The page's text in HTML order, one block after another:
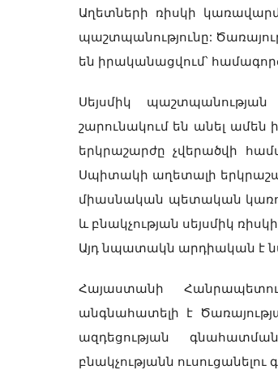
Աղետների ռիսկի
պաշտպանությունը:
են իրականացվում՝
Սեյսմիկ
շարունակում են անել ամեն
երկրաշարժը չվերածվի
Սպիտակի աղետալի
միասնական պետական
և բնակչության սեյսմիկ
Այդ նպատակն արդիական է
Հայաստանի
անգնահատելի է
ազդեցության
բնակչությանն ուսուցանելու